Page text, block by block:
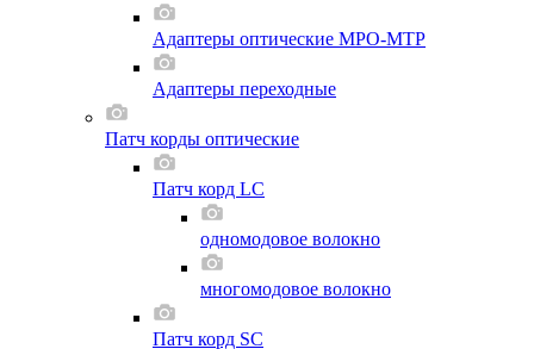
Адаптеры оптические MPO-MTP
Адаптеры переходные
Патч корды оптические
Патч корд LC
одномодовое волокно
многомодовое волокно
Патч корд SC